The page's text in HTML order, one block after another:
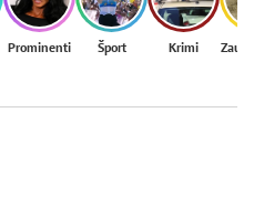
Prominenti Šport Krimi